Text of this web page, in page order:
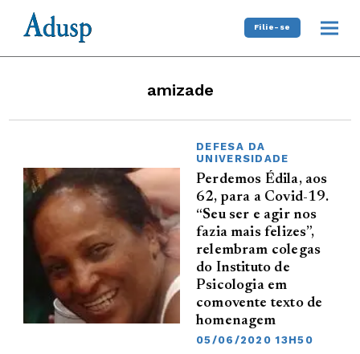
Filie-se
amizade
DEFESA DA
UNIVERSIDADE
Perdemos Édila, aos
62, para a Covid-19.
“Seu ser e agir nos
fazia mais felizes”,
relembram colegas
do Instituto de
Psicologia em
comovente texto de
homenagem
05/06/2020 13H50